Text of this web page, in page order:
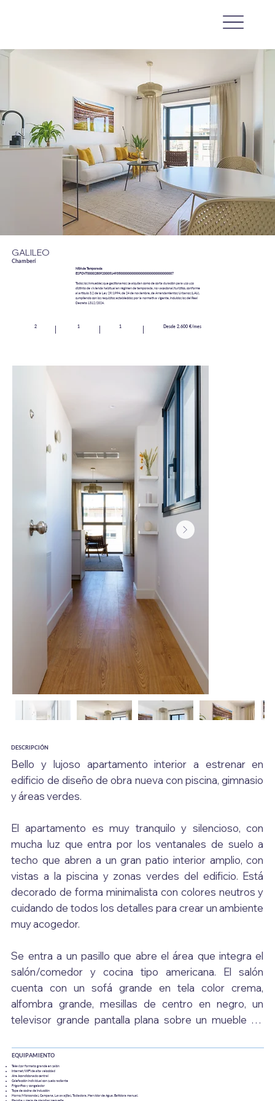
GALILEO
Chamberí
NRA de Temporada
ESFCNT00002809200051493500000000000000000000000000007
Todos los inmuebles que gestionamos se alquilan como de corta duración para uso uso
distinto de vivienda habitual en régimen de temporada, no vacacional/turístico, conforme
al artículo 3.2 de la Ley 29/1994, de 24 de noviembre, de Arrendamientos Urbanos (LAU),
cumpliendo con los requisitos establecidos por la normativa vigente, incluidos los del Real
Decreto 1312/2024.
2 1 1 Desde 2.600 €/mes
DESCRIPCIÓN
Bello y lujoso apartamento interior a estrenar en
edificio de diseño de obra nueva con piscina, gimnasio
y áreas verdes.
El apartamento es muy tranquilo y silencioso, con
mucha luz que entra por los ventanales de suelo a
techo que abren a un gran patio interior amplio, con
vistas a la piscina y zonas verdes del edificio. Está
decorado de forma minimalista con colores neutros y
cuidando de todos los detalles para crear un ambiente
muy acogedor.
Se entra a un pasillo que abre el área que integra el
salón/comedor y cocina tipo americana. El salón
cuenta con un sofá grande en tela color crema,
alfombra grande, mesillas de centro en negro, un
televisor grande pantalla plana sobre un mueble de
plantas naturales decorativas.  La mesa de comedor
es redonda en color blanco con 2 sillas modernas en
color crema. Hay cuadros modernos que dan mucha
EQUIPAMIENTO
Televisor formato grande en salón
Internet/WIFI de alta velocidad
Aire Acondicionado central
Calefacción individual con suelo radiante
Frigorífico y congelador
Tope de cocina de Inducción
Horno/Microondas, Campana, Lavavajillas, Tostadora, Hervidor de Agua. Batidora manual.